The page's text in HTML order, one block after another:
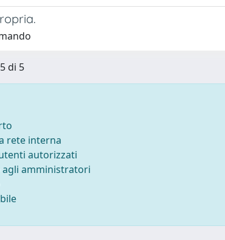
di 5
rete interna
autorizzati
amministratori